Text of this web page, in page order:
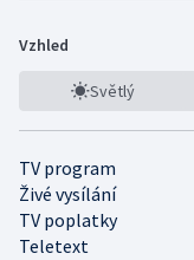
Vzhled
Světlý
TV program
Živé vysílání
TV poplatky
Teletext